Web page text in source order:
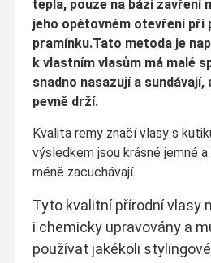
tepla, pouze na bázi zavření
jeho opětovném otevření při
pramínku.Tato metoda je
k vlastním vlasům má malé
snadno nasazují a sundávají,
pevně drží.
Kvalita remy značí vlasy s
výsledkem jsou krásné jemné
méně zacuchávají.
Tyto kvalitní přírodní vlasy
i chemicky upravovány a
používat jakékoli